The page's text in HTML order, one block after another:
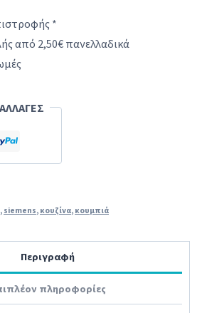
*
από 2,50€ πανελλαδικά
, siemens, κουζίνα, κουμπιά
Περιγραφή
πληροφορίες